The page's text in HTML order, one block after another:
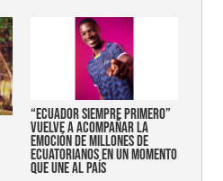
“Ecuador siempre primero”
vuelve a acompañar la
emoción de millones de
ecuatorianos en un momento
que une al país